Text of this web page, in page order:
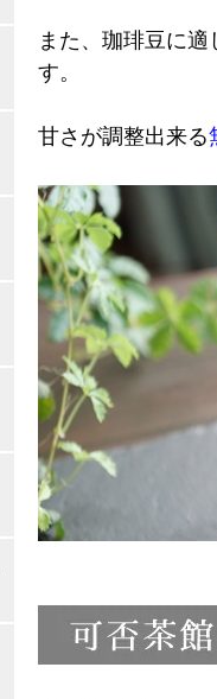
また、珈琲豆に
す。
甘さが調整出来る